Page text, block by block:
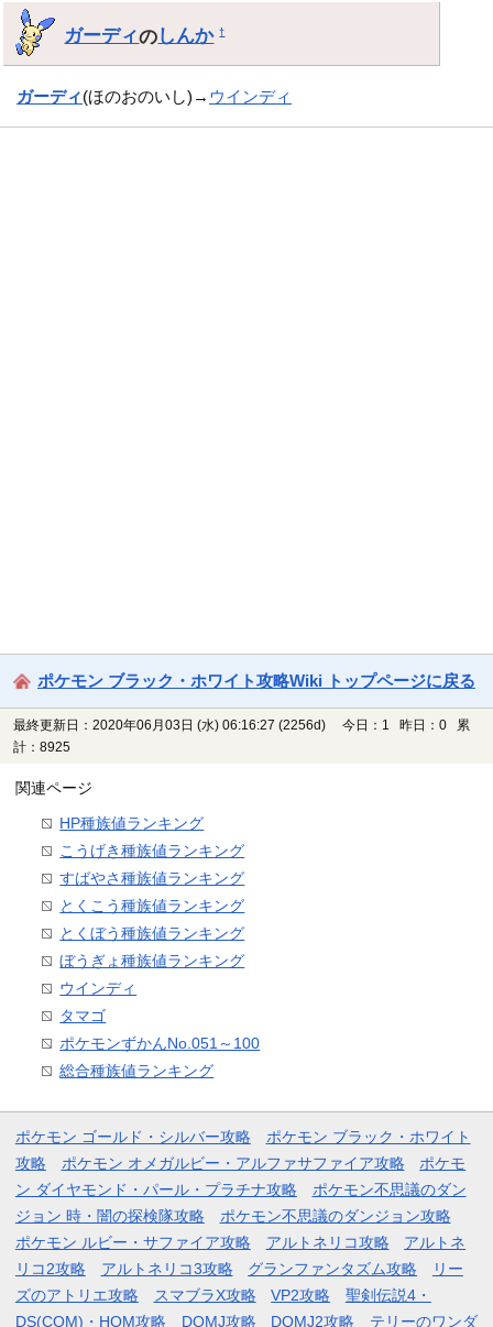
ガーディのしんか †
ガーディ(ほのおのいし)→ ウインディ
ポケモン ブラック・ホワイト攻略Wiki トップページに戻る
最終更新日：2020年06月03日 (水) 06:16:27 (2256d)
今日：1 昨日：0 累
計：8925
関連ページ
HP種族値ランキング
こうげき種族値ランキング
すばやさ種族値ランキング
とくこう種族値ランキング
とくぼう種族値ランキング
ぼうぎょ種族値ランキング
ウインディ
タマゴ
ポケモンずかんNo.051～100
総合種族値ランキング
ポケモン ゴールド・シルバー攻略
ポケモン ブラック・ホワイト
攻略
ポケモン オメガルビー・アルファサファイア攻略
ポケモ
ン ダイヤモンド・パール・プラチナ攻略
ポケモン不思議のダン
ジョン 時・闇の探検隊攻略
ポケモン不思議のダンジョン攻略
ポケモン ルビー・サファイア攻略
アルトネリコ攻略
アルトネ
リコ2攻略
アルトネリコ3攻略 グランファンタズム攻略
リー
ズのアトリエ攻略
スマブラX攻略 VP2攻略
聖剣伝説4・
DS(COM)・HOM攻略
DQMJ攻略 DQMJ2攻略 テリーのワンダ